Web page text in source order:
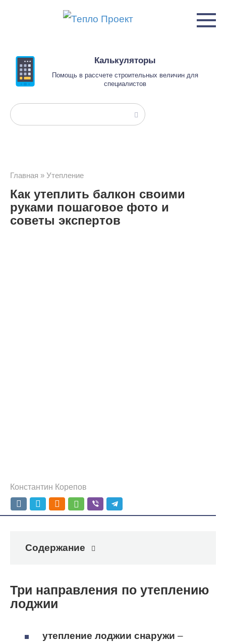
Калькуляторы
Помощь в рассчете строительных величин для
специалистов
Поиск:
Главная » Утепление
Как утеплить балкон своими
руками пошаговое фото и
советы экспертов
Константин Корепов
Содержание
Три направления по утеплению
лоджии
утепление лоджии снаружи –